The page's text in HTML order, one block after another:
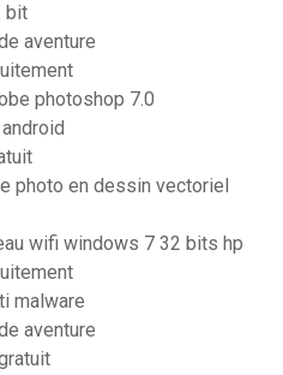
bit
aventure
photoshop 7.0
photo en dessin vectoriel
wifi windows 7 32 bits hp
malware
aventure